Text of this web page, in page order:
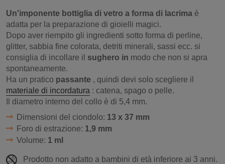
Un'imponente bottiglia di vetro a forma di lacrima è
adatta per la preparazione di gioielli magici.
Dopo aver riempito gli ingredienti sotto forma di perline,
glitter, sabbia fine colorata, detriti minerali, sassi ecc. si
consiglia di incollare il sughero in modo che non si apra
spontaneamente.
Ha un pratico passante , quindi devi solo scegliere il
materiale di incordatura : catena, spago o pelle.
Il diametro interno del collo è di 5,4 mm.
Dimensioni del ciondolo: 13 x 37 mm
Foro di estrazione: 1,9 mm
Volume: 1 ml
Prodotto non adatto a bambini di età inferiore ai 3 anni.